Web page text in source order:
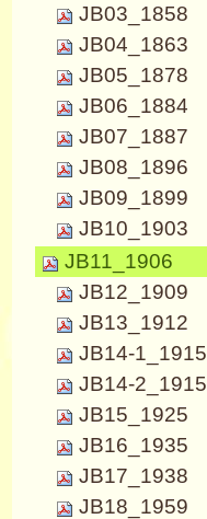
JB03_1858
JB04_1863
JB05_1878
JB06_1884
JB07_1887
JB08_1896
JB09_1899
JB10_1903
JB11_1906
JB12_1909
JB13_1912
JB14-1_1915
JB14-2_1915
JB15_1925
JB16_1935
JB17_1938
JB18_1959